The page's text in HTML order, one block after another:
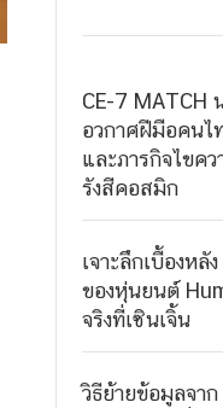
CE-7 MATCH
อวกาศฝีมือคนไ
และภารกิจไขค
รังสีคอสมิก
เจาะลึกเบื้องหลั
ของหุ่นยนต์
จริงที่เซินเจิ้น
วิธีย้ายข้อมูลจา